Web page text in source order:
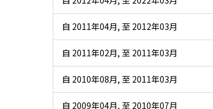
自 2011年04月, 至 2012年03月
自 2011年02月, 至 2011年03月
自 2010年08月, 至 2011年03月
自 2009年04月, 至 2010年07月